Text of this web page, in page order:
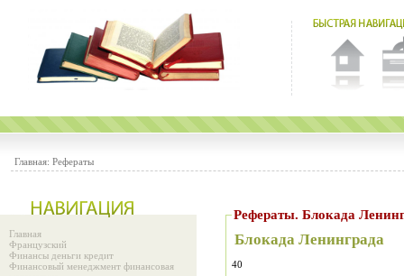
Главная: Рефераты
Главная
Французский
Финансы деньги кредит
Финансовый менеджмент финансовая
Рефераты. Блокада
Блокада Ленинграда
40